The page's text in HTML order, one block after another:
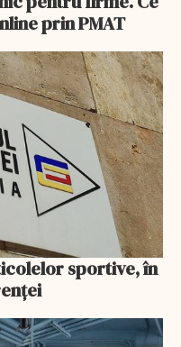
prin PMAT
sportive, în